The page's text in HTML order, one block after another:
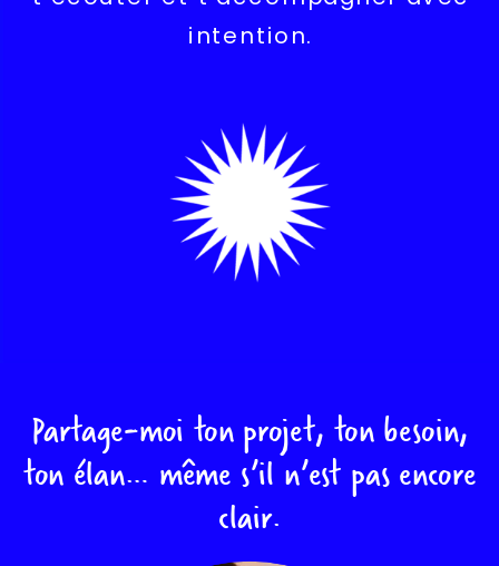
intention.
Partage-moi ton projet, ton besoin,
ton élan… même s’il n’est pas encore
clair.